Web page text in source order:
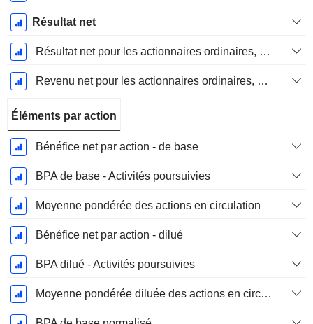
Résultat net
Résultat net pour les actionnaires ordinaires, éléments exceptionnels inclus.
Revenu net pour les actionnaires ordinaires, hors éléments exceptionnelsRésultat net pour les actionnaires ordinaires, éléments exceptionnels exclus.
Éléments par action
Bénéfice net par action - de base
BPA de base - Activités poursuivies
Moyenne pondérée des actions en circulation
Bénéfice net par action - dilué
BPA dilué - Activités poursuivies
Moyenne pondérée diluée des actions en circulation